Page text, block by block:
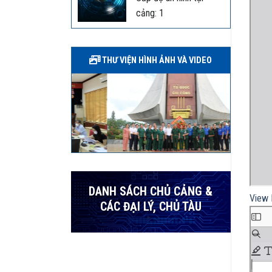
cảng: 1
THƯ VIỆN HÌNH ẢNH VÀ VIDEO
DANH SÁCH CHỦ CẢNG &
CÁC ĐẠI LÝ, CHỦ TÀU
View